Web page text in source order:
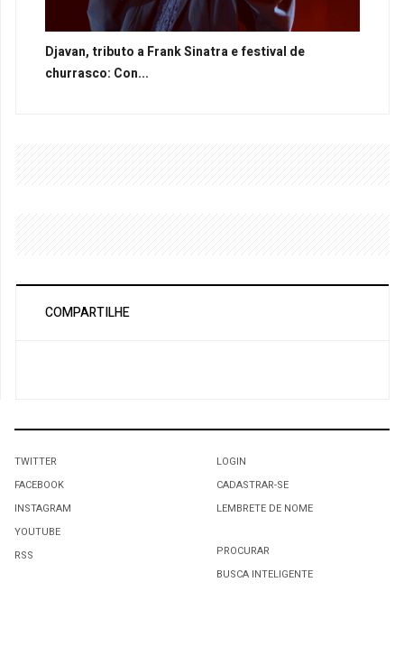
Djavan, tributo a Frank Sinatra e festival de
churrasco: Con...
COMPARTILHE
TWITTER
FACEBOOK
INSTAGRAM
YOUTUBE
RSS
LOGIN
CADASTRAR-SE
LEMBRETE DE NOME
PROCURAR
BUSCA INTELIGENTE